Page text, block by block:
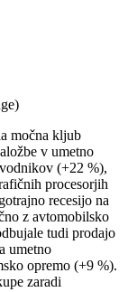
močna kljub
v umetno
(+22 %),
procesorjih
recesijo na
z avtomobilsko
tudi prodajo
umetno
opremo (+9 %).
zaradi